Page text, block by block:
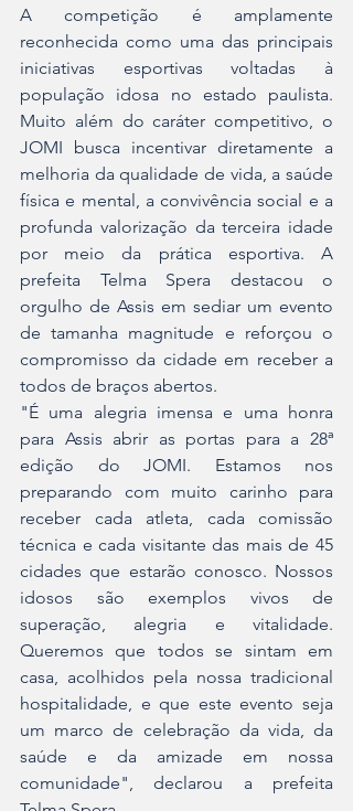
A competição é amplamente
reconhecida como uma das principais
iniciativas esportivas voltadas à
população idosa no estado paulista.
Muito além do caráter competitivo, o
JOMI busca incentivar diretamente a
melhoria da qualidade de vida, a saúde
física e mental, a convivência social e a
profunda valorização da terceira idade
por meio da prática esportiva. A
prefeita Telma Spera destacou o
orgulho de Assis em sediar um evento
de tamanha magnitude e reforçou o
compromisso da cidade em receber a
todos de braços abertos.
"É uma alegria imensa e uma honra
para Assis abrir as portas para a 28ª
edição do JOMI. Estamos nos
preparando com muito carinho para
receber cada atleta, cada comissão
técnica e cada visitante das mais de 45
cidades que estarão conosco. Nossos
idosos são exemplos vivos de
superação, alegria e vitalidade.
Queremos que todos se sintam em
casa, acolhidos pela nossa tradicional
hospitalidade, e que este evento seja
um marco de celebração da vida, da
saúde e da amizade em nossa
comunidade", declarou a prefeita